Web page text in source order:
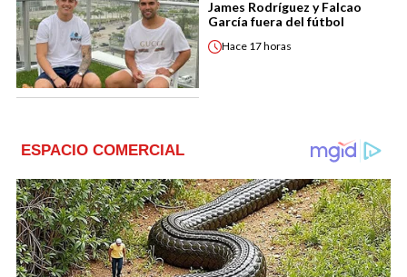
James Rodríguez y Falcao
García fuera del fútbol
Hace 17 horas